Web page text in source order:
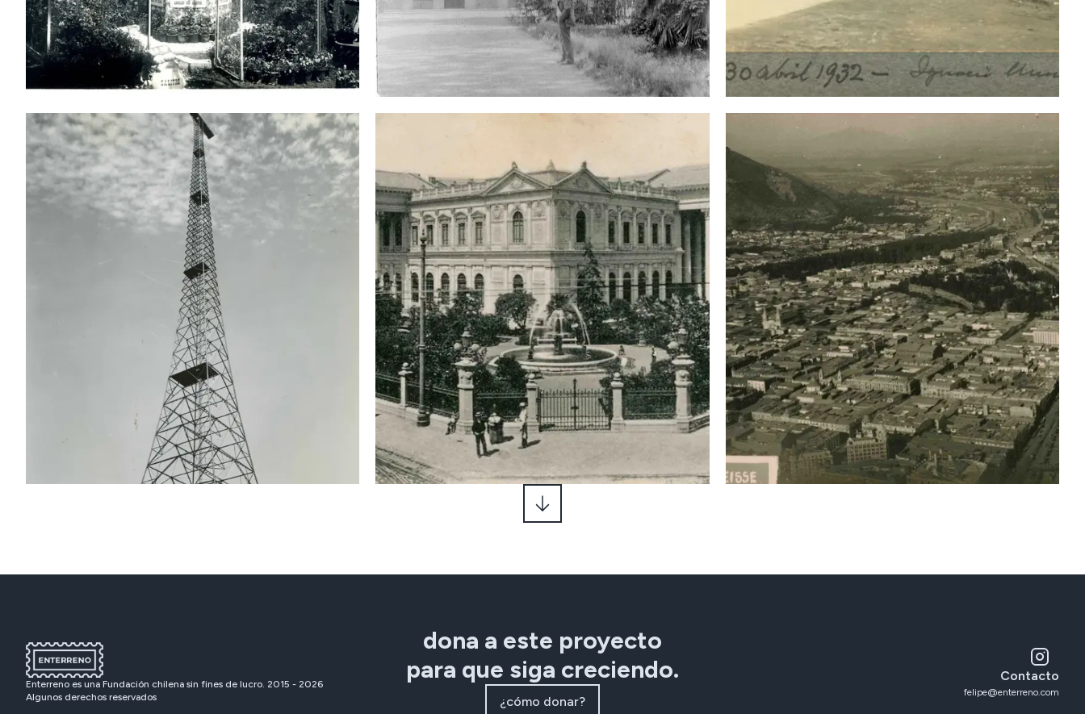
Enterreno es una Fundación chilena sin fines de lucro. 2015 - 2026
Algunos derechos reservados
dona a este proyecto
para que siga creciendo.
¿cómo donar?
Contacto
felipe@enterreno.com